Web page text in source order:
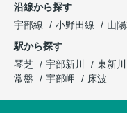
沿線から探す
宇部線
小野田線 山
駅から探す
琴芝
宇部新川 東新川
常盤
宇部岬 床波